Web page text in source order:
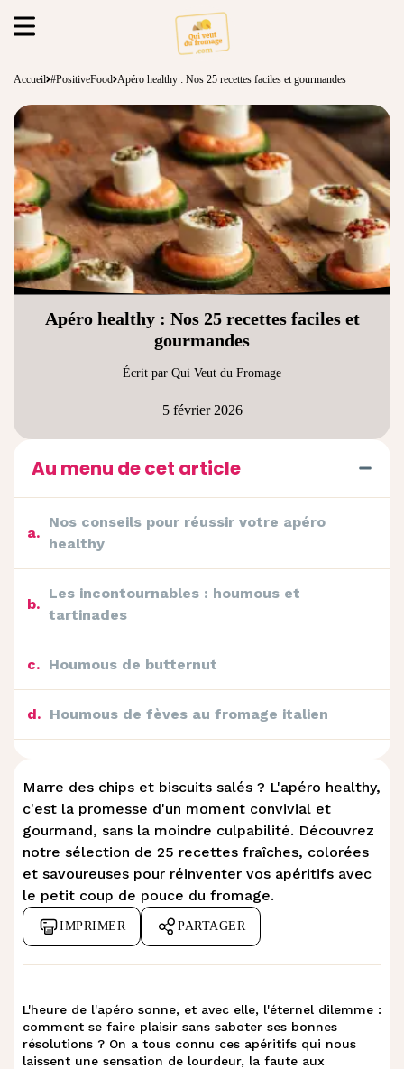
Accueil #PositiveFood Apéro healthy : Nos 25 recettes faciles et gourmandes
Apéro healthy : Nos 25 recettes faciles et
gourmandes
Écrit par Qui Veut du Fromage
5 février 2026
Au menu de cet article
a.
Nos conseils pour réussir votre apéro
healthy
b.
Les incontournables : houmous et
tartinades
c. Houmous de butternut
d. Houmous de fèves au fromage italien
f.
Toasts concombre, houmous de poivron
et petits fromage saveurs d’Italie
g
Billes à la tartinade végétale ail et fines
herbes
h.
i.
Dips et sauces légères pour tremper vos
crudités
Marre des chips et biscuits salés ? L'apéro healthy,
c'est la promesse d'un moment convivial et
gourmand, sans la moindre culpabilité. Découvrez
notre sélection de 25 recettes fraîches, colorées
et savoureuses pour réinventer vos apéritifs avec
le petit coup de pouce du fromage.
IMPRIMER PARTAGER
L'heure de l'apéro sonne, et avec elle, l'éternel dilemme :
comment se faire plaisir sans saboter ses bonnes
résolutions ? On a tous connu ces apéritifs qui nous
laissent une sensation de lourdeur, la faute aux